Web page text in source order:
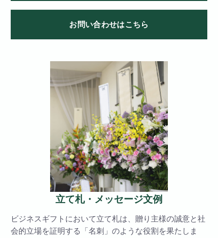
お問い合わせはこちら
立て札・メッセージ文例
ビジネスギフトにおいて立て札は、贈り主様の誠意と社
会的立場を証明する「名刺」のような役割を果たしま